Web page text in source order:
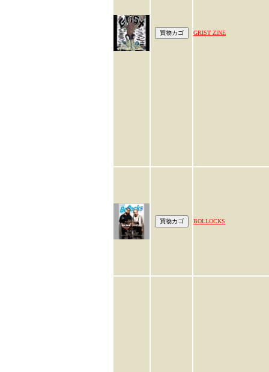
GRIST ZINE
BOLLOCKS